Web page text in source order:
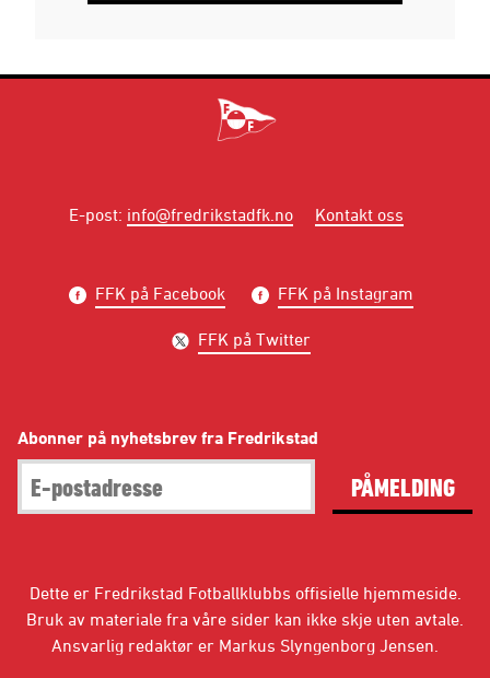
E-post: info@fredrikstadfk.no Kontakt oss
FFK på Facebook FFK på Instagram
FFK på Twitter
Abonner på nyhetsbrev fra Fredrikstad
PÅMELDING
Dette er Fredrikstad Fotballklubbs offisielle hjemmeside.
Bruk av materiale fra våre sider kan ikke skje uten avtale.
Ansvarlig redaktør er Markus Slyngenborg Jensen.